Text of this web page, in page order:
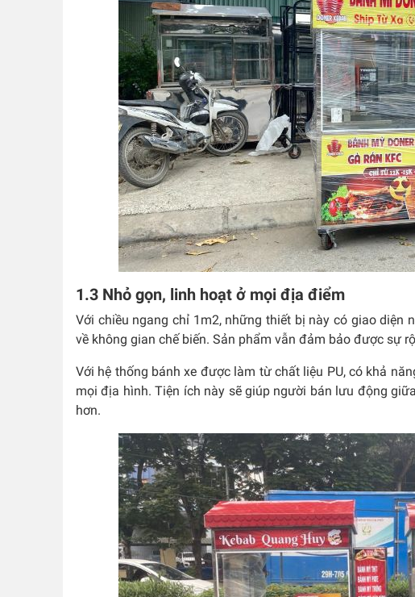
1.3 Nhỏ gọn, linh hoạt ở mọi địa điểm
Với chiều ngang chỉ 1m2, những thiết bị này có giao diện
về không gian chế biến. Sản phẩm vẫn đảm bảo được sự
Với hệ thống bánh xe được làm từ chất liệu PU, có khả
mọi địa hình. Tiện ích này sẽ giúp người bán lưu động
hơn.